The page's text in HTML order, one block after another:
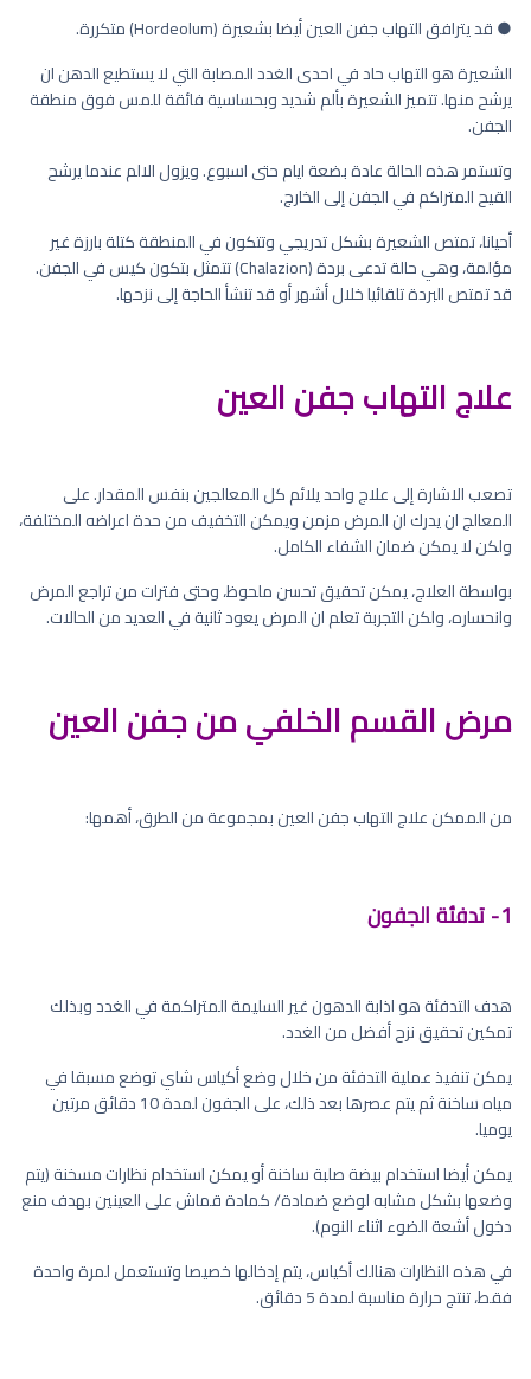
● قد يترافق التهاب جفن العين أيضا بشعيرة (Hordeolum) متكررة.
الشعيرة هو التهاب حاد في احدى الغدد المصابة التي لا يستطيع الدهن ان
يرشح منها. تتميز الشعيرة بألم شديد وبحساسية فائقة للمس فوق منطقة
الجفن.
وتستمر هذه الحالة عادة بضعة ايام حتى اسبوع. ويزول الالم عندما يرشح
القيح المتراكم في الجفن إلى الخارج.
أحيانا، تمتص الشعيرة بشكل تدريجي وتتكون في المنطقة كتلة بارزة غير
مؤلمة، وهي حالة تدعى بردة (Chalazion) تتمثل بتكون كيس في الجفن.
قد تمتص البردة تلقائيا خلال أشهر أو قد تنشأ الحاجة إلى نزحها.
علاج التهاب جفن العين
تصعب الاشارة إلى علاج واحد يلائم كل المعالجين بنفس المقدار. على
المعالج ان يدرك ان المرض مزمن ويمكن التخفيف من حدة اعراضه المختلفة،
ولكن لا يمكن ضمان الشفاء الكامل.
بواسطة العلاج، يمكن تحقيق تحسن ملحوظ، وحتى فترات من تراجع المرض
وانحساره، ولكن التجربة تعلم ان المرض يعود ثانية في العديد من الحالات.
مرض القسم الخلفي من جفن العين
من الممكن علاج التهاب جفن العين بمجموعة من الطرق، أهمها:
1- تدفئة الجفون
هدف التدفئة هو اذابة الدهون غير السليمة المتراكمة في الغدد وبذلك
تمكين تحقيق نزح أفضل من الغدد.
يمكن تنفيذ عملية التدفئة من خلال وضع أكياس شاي توضع مسبقا في
مياه ساخنة ثم يتم عصرها بعد ذلك، على الجفون لمدة 10 دقائق مرتين
يوميا.
يمكن أيضا استخدام بيضة صلبة ساخنة أو يمكن استخدام نظارات مسخنة (يتم
وضعها بشكل مشابه لوضع ضمادة/ كمادة قماش على العينين بهدف منع
دخول أشعة الضوء اثناء النوم).
في هذه النظارات هنالك أكياس، يتم إدخالها خصيصا وتستعمل لمرة واحدة
فقط، تنتج حرارة مناسبة لمدة 5 دقائق.